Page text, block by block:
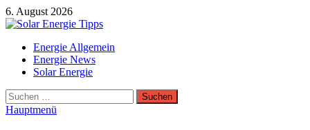
Zum
Inhalt
6. August 2026
Solar Energie Tipps
Solar Energie und Photovoltaik Informationen und Tipps
Energie Allgemein
Energie News
Solar Energie
Suchen
nach:
Hauptmenü